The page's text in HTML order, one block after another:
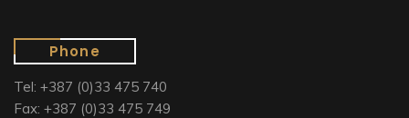
Phone
Tel: +387 (0)33 475 740
Fax: +387 (0)33 475 749